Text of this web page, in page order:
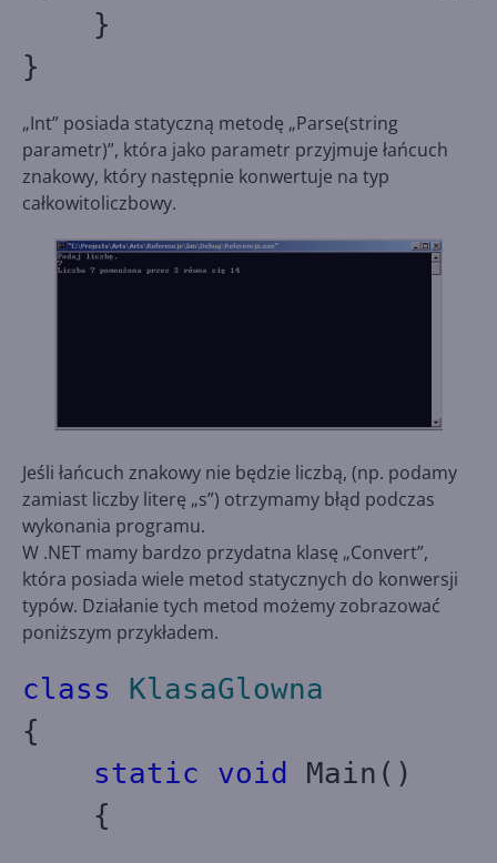
}
}
„Int” posiada statyczną metodę „Parse(string
parametr)”, która jako parametr przyjmuje łańcuch
znakowy, który następnie konwertuje na typ
całkowitoliczbowy.
Jeśli łańcuch znakowy nie będzie liczbą, (np. podamy
zamiast liczby literę „s”) otrzymamy błąd podczas
wykonania programu.
W .NET mamy bardzo przydatna klasę „Convert”,
która posiada wiele metod statycznych do konwersji
typów. Działanie tych metod możemy zobrazować
poniższym przykładem.
class
KlasaGlowna
{
static
void
Main()
{